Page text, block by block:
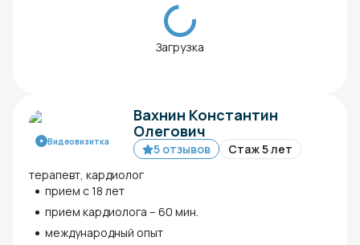
Загрузка
Видеовизитка
Вахнин Константин
Олегович
5 отзывов
Стаж 5 лет
терапевт, кардиолог
прием с 18 лет
прием кардиолога – 60 мин.
международный опыт